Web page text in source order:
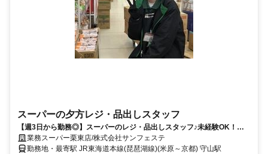
スーパーの夕方レジ・品出しスタッフ
【週3日から勤務◎】スーパーのレジ・品出しスタッフ♪未経験OK！学
生もシニアも活躍中です☆
業務スーパー栗東店/株式会社サンフェステ
勤務地・最寄駅 JR東海道本線(琵琶湖線)(米原～京都) 守山駅